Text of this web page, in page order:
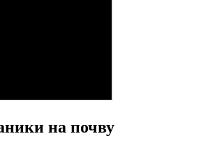
на почву